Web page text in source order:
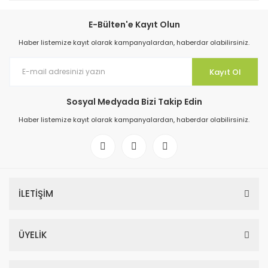
E-Bülten'e Kayıt Olun
Haber listemize kayıt olarak kampanyalardan, haberdar olabilirsiniz.
Kayıt Ol
Sosyal Medyada Bizi Takip Edin
Haber listemize kayıt olarak kampanyalardan, haberdar olabilirsiniz.
İLETİŞİM
ÜYELİK